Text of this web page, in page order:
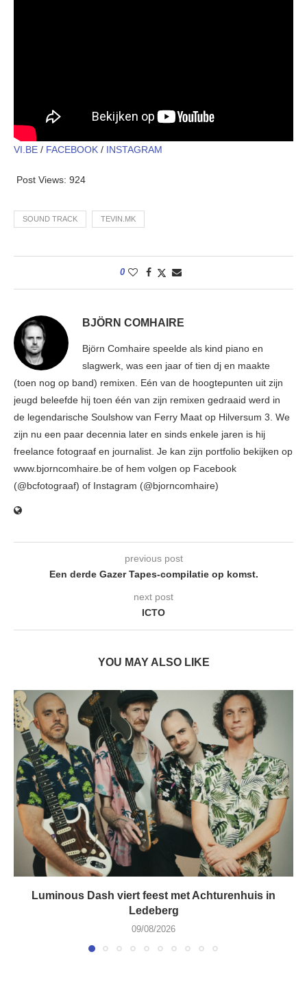
VI.BE / FACEBOOK / INSTAGRAM
Post Views: 924
SOUND TRACK TEVIN.MK
0
BJÖRN COMHAIRE
Björn Comhaire speelde als kind piano en
slagwerk, was een jaar of tien dj en maakte
(toen nog op band) remixen. Eén van de hoogtepunten uit zijn
jeugd beleefde hij toen één van zijn remixen gedraaid werd in
de legendarische Soulshow van Ferry Maat op Hilversum 3. We
zijn nu een paar decennia later en sinds enkele jaren is hij
freelance fotograaf en journalist. Je kan zijn portfolio bekijken op
www.bjorncomhaire.be of hem volgen op Facebook
(@bcfotograaf) of Instagram (@bjorncomhaire)
previous post
Een derde Gazer Tapes-compilatie op komst.
next post
ICTO
YOU MAY ALSO LIKE
Luminous Dash viert feest met Achturenhuis in
Ledeberg
09/08/2026